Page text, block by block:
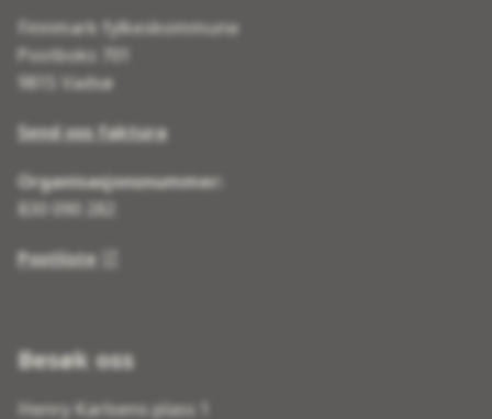
Finnmark fylkeskommune
Postboks 701
9815 Vadsø
Send oss faktura
Organisasjonsnummer:
830 090 282
Postliste
Besøk oss
Henry Karlsens plass 1